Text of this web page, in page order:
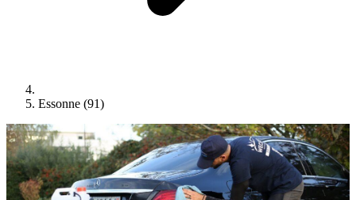
Essonne (91)